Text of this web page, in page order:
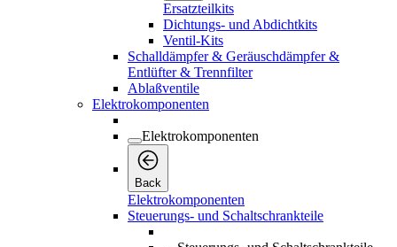
Ersatzteilkits
Dichtungs- und Abdichtkits
Ventil-Kits
Schalldämpfer & Geräuschdämpfer &
Entlüfter & Trennfilter
Ablaßventile
Elektrokomponenten
Elektrokomponenten
Back
Elektrokomponenten
Steuerungs- und Schaltschrankteile